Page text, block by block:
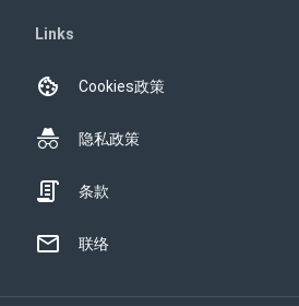
Links
Cookies政策
隐私政策
条款
联络